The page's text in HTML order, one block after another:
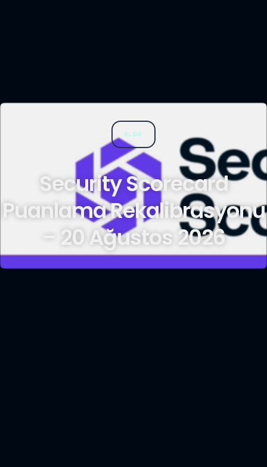
BLOG
Security Scorecard
Puanlama Rekalibrasyonu
– 20 Ağustos 2026